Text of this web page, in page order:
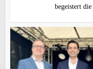
begeistert